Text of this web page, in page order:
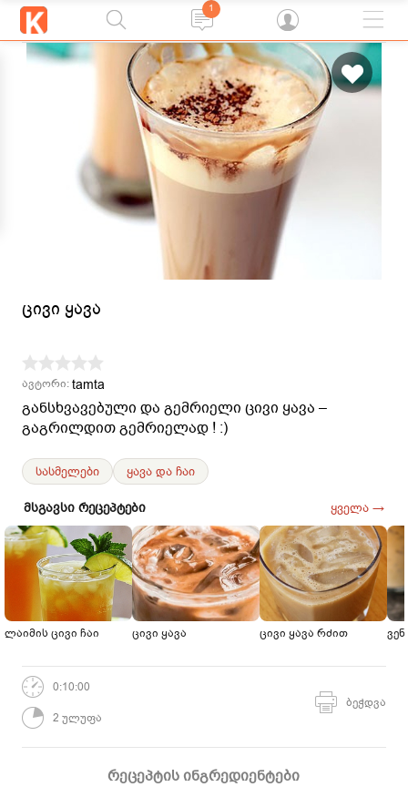
1
ცივი ყავა
ავტორი:tamta
განსხვავებული და გემრიელი ცივი ყავა –
გაგრილდით გემრიელად ! :)
სასმელები ყავა და ჩაი
მსგავსი რეცეპტები ყველა →
ლაიმის ცივი ჩაი ცივი ყავა ცივი ყავა რძით
0:10:00
2 ულუფა
ბეჭდვა
რეცეპტის ინგრედიენტები